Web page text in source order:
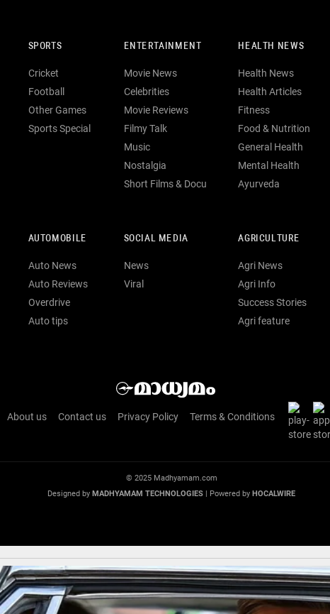
SPORTS
Cricket
Football
Other Games
Sports Special
ENTERTAINMENT
Movie News
Celebrities
Movie Reviews
Filmy Talk
Music
Nostalgia
Short Films & Docu
HEALTH NEWS
Health News
Health Articles
Fitness
Food & Nutrition
General Health
Mental Health
Ayurveda
AUTOMOBILE
Auto News
Auto Reviews
Overdrive
Auto tips
SOCIAL MEDIA
News
Viral
AGRICULTURE
Agri News
Agri Info
Success Stories
Agri feature
About us Contact us Privacy Policy Terms & Conditions
© 2025 Madhyamam.com
Designed by MADHYAMAM TECHNOLOGIES | Powered by HOCALWIRE